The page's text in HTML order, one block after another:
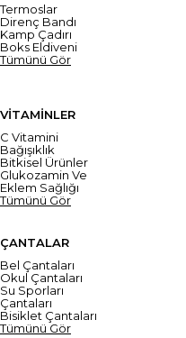
Termoslar
Direnç Bandı
Kamp Çadırı
Boks Eldiveni
Tümünü Gör
VİTAMİNLER
C Vitamini
Bağışıklık
Bitkisel Ürünler
Glukozamin Ve
Eklem Sağlığı
Tümünü Gör
ÇANTALAR
Bel Çantaları
Okul Çantaları
Su Sporları
Çantaları
Bisiklet Çantaları
Tümünü Gör